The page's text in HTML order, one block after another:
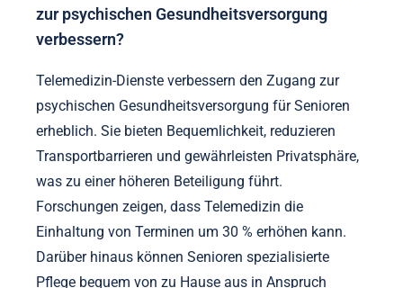
zur psychischen Gesundheitsversorgung
verbessern?
Telemedizin-Dienste verbessern den Zugang zur
psychischen Gesundheitsversorgung für Senioren
erheblich. Sie bieten Bequemlichkeit, reduzieren
Transportbarrieren und gewährleisten Privatsphäre,
was zu einer höheren Beteiligung führt.
Forschungen zeigen, dass Telemedizin die
Einhaltung von Terminen um 30 % erhöhen kann.
Darüber hinaus können Senioren spezialisierte
Pflege bequem von zu Hause aus in Anspruch